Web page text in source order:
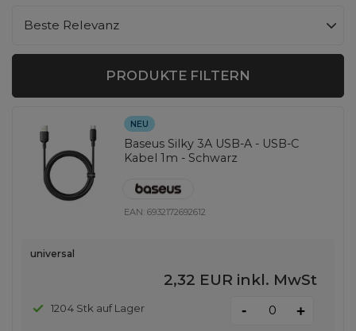
Sortierung ändern
Beste Relevanz
PRODUKTE FILTERN
NEU
Baseus Silky 3A USB-A - USB-C
Kabel 1m - Schwarz
EAN:6932172692612
universal
2,32 EUR inkl. MwSt
1204 Stk auf Lager - +